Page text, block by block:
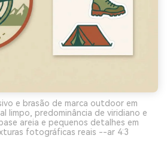
e brasão de marca outdoor em
limpo, predominância de viridiano e
areia e pequenos detalhes em
fotográficas reais --ar 4:3